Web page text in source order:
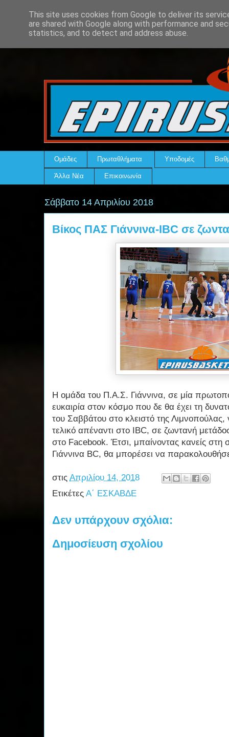
Ομάδες Πρωταθλήματα Υποδομές
Άλλα Νέα Επικοινωνία
Σάββατο 14 Απριλίου 2018
Βίκος ΠΑΣ Γιάννινα-IBC σε
Η ομάδα του Π.Α.Σ. Γιάννινα, σε μία
ευκαιρία στον κόσμο που δε θα έχει τη
του Σαββάτου στο κλειστό της
τελικό απέναντι στο IBC, σε ζωντανή
στο Facebook. Έτσι, μπαίνοντας κανείς στη
Γιάννινα BC, θα μπορέσει να
στις Απριλίου 14, 2018
Ετικέτες Α΄ ΕΣΚΑΒΔΕ
Δεν υπάρχουν σχόλια:
Δημοσίευση σχολίου
This site uses cookies from Google to deliver its
are shared with Google along with performance and
statistics, and to detect and address abuse.